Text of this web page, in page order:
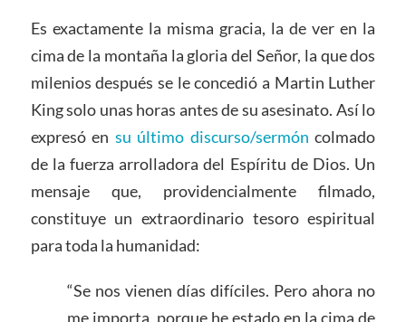
Es exactamente la misma gracia, la de ver en la
cima de la montaña la gloria del Señor, la que dos
milenios después se le concedió a Martin Luther
King solo unas horas antes de su asesinato. Así lo
expresó en su último discurso/sermón colmado
de la fuerza arrolladora del Espíritu de Dios. Un
mensaje que, providencialmente filmado,
constituye un extraordinario tesoro espiritual
para toda la humanidad:
“Se nos vienen días difíciles. Pero ahora no
me importa, porque he estado en la cima de